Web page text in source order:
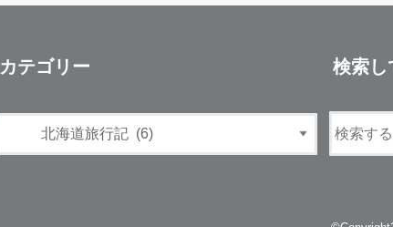
カテゴリー 検索し